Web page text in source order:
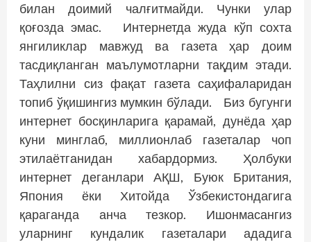
билан дои­мий чалғитмайди. Чунки улар
қоғозда эмас. Интернетда жуда кўп сохта
янгилик­лар мавжуд ва газета ҳар доим
тасдиқланган маълумотларни тақдим этади.
Таҳлилни сиз фақат газета саҳифаларидан
топиб ўқишингиз мумкин бўлади. Биз бугунги
интернет босқинларига қарамай, дунёда ҳар
куни минглаб, миллионлаб газеталар чоп
этилаётганидан хабардормиз. Ҳолбуки
интернет деганлари АҚШ, Буюк Британия,
Япония ёки Хитойда Ўзбекистондагига
қараганда анча тезкор. Ишонмасангиз
уларнинг кундалик газеталари ададига